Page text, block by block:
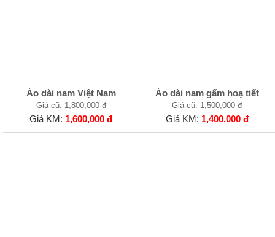
Áo dài nam Việt Nam
Giá cũ:1,800,000 đ
Giá KM: 1,600,000 đ
Áo dài nam gấm hoạ tiết
Giá cũ:1,500,000 đ
Giá KM: 1,400,000 đ